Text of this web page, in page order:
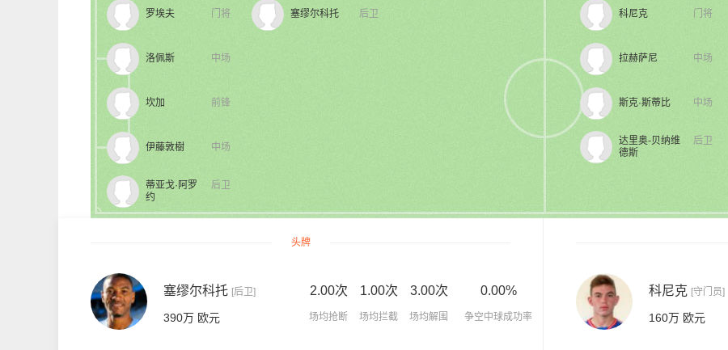
门将
罗埃夫
中场
洛佩斯
前锋
坎加
中场
伊藤敦樹
后卫
蒂亚戈·阿罗
约
后卫
塞缪尔科托 门将
科尼克
中场
拉赫萨尼
中场
斯克·斯蒂比
后卫
达里奥-贝纳维
德斯
头牌
塞缪尔科托 [后卫]
390万 欧元
2.00次
场均抢断
1.00次
场均拦截
3.00次
场均解围
0.00%
争空中球成功率
科尼克 [守门员]
160万 欧元